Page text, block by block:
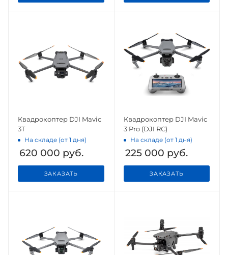
Квадрокоптер DJI Mavic
3T
На складе (от 1 дня)
620 000 руб.
ЗАКАЗАТЬ
Квадрокоптер DJI Mavic
3 Pro (DJI RC)
На складе (от 1 дня)
225 000 руб.
ЗАКАЗАТЬ